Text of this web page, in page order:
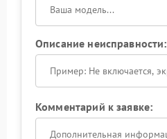
Описание неисправности:
Комментарий к заявке: